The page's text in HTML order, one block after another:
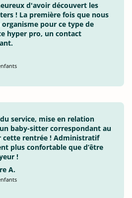
d'avoir découvert les
! La première fois que nous
pour ce type de
hyper pro, un contact
service, mise en relation
baby-sitter correspondant au
cette rentrée ! Administratif
plus confortable que d’être
!
A.